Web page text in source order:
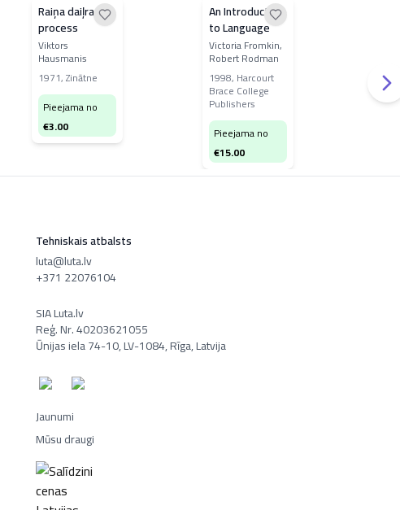
Raiņa daiļrades
process
Viktors
Hausmanis
1971,Zinātne
Pieejama no
€3.00
An Introduction
to Language
Victoria Fromkin,
Robert Rodman
1998, Harcourt
Brace College
Publishers
Pieejama no
€15.00
Tehniskais atbalsts
luta@luta.lv
+371 22076104
SIA Luta.lv
Reģ. Nr. 40203621055
Ūnijas iela 74-10, LV-1084, Rīga, Latvija
Jaunumi
Mūsu draugi